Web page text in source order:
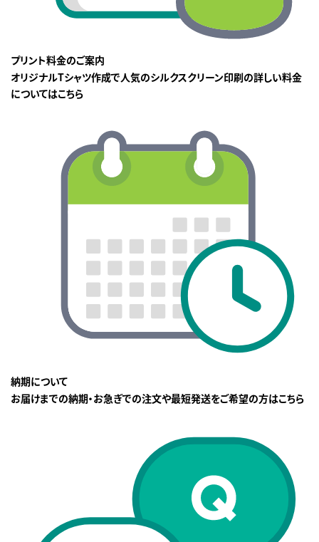
プリント料金のご案内
オリジナルTシャツ作成で人気のシルクスクリーン印刷の詳しい料金
についてはこちら
納期について
お届けまでの納期・お急ぎでの注文や最短発送をご希望の方はこちら